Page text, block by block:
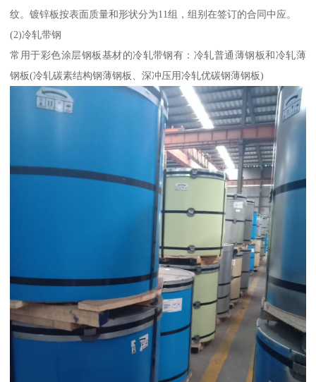
纹。镀锌板按表面质量和形状分为11组，组别在签订的合同中应。
(2)冷轧带钢
常用于彩色涂层钢板基材的冷轧带钢有：冷轧普通薄钢板和冷轧薄
钢板(冷轧碳素结构钢薄钢板、深冲压用冷轧优碳钢薄钢板)